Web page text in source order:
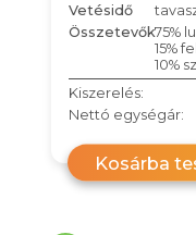
Vetésidő
Összetevők75%
15%
10%
Kiszerelés:
Nettó egységár:
Kosárba